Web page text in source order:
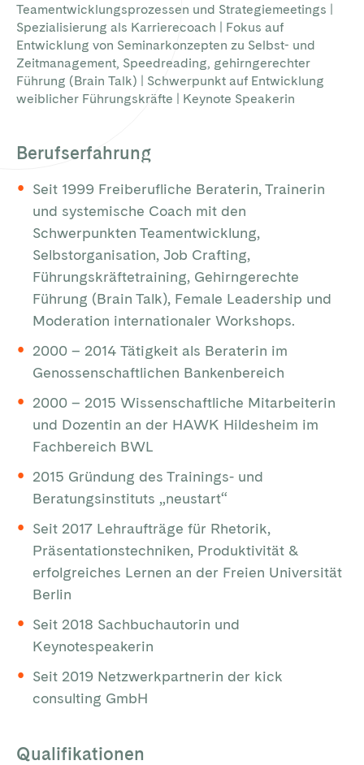
Teamentwicklungsprozessen und Strategiemeetings |
Spezialisierung als Karrierecoach | Fokus auf
Entwicklung von Seminarkonzepten zu Selbst- und
Zeitmanagement, Speedreading, gehirngerechter
Führung (Brain Talk) | Schwerpunkt auf Entwicklung
weiblicher Führungskräfte | Keynote Speakerin
Berufserfahrung
Seit 1999 Freiberufliche Beraterin, Trainerin
und systemische Coach mit den
Schwerpunkten Teamentwicklung,
Selbstorganisation, Job Crafting,
Führungskräftetraining, Gehirngerechte
Führung (Brain Talk), Female Leadership und
Moderation internationaler Workshops.
2000 – 2014 Tätigkeit als Beraterin im
Genossenschaftlichen Bankenbereich
2000 – 2015 Wissenschaftliche Mitarbeiterin
und Dozentin an der HAWK Hildesheim im
Fachbereich BWL
2015 Gründung des Trainings- und
Beratungsinstituts „neustart“
Seit 2017 Lehraufträge für Rhetorik,
Präsentationstechniken, Produktivität &
erfolgreiches Lernen an der Freien Universität
Berlin
Seit 2018 Sachbuchautorin und
Keynotespeakerin
Seit 2019 Netzwerkpartnerin der kick
consulting GmbH
Qualifikationen